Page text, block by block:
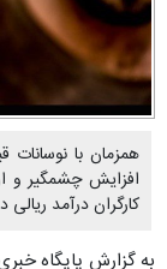
همزمان با
افزایش چشمگیر و
کارگران درآمد
به گزارش پایگاه